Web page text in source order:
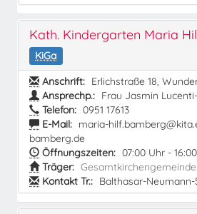
Kath. Kindergarten Maria
KiGa
Anschrift: Erlichstraße 18,
Ansprechp.: Frau Jasmin
Telefon: 0951 17613
E-Mail: maria-
bamberg.de
Öffnungszeiten: 07:00 Uhr -
Träger:
Kontakt Tr.: Balthasar-Neumann-